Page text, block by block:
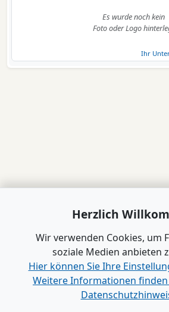
Es wurde noch kein
Foto oder Logo
Ihr
Herzlich
Wir verwenden Cookies, um
soziale Medien anbieten
Hier können Sie Ihre
Weitere Informationen finden